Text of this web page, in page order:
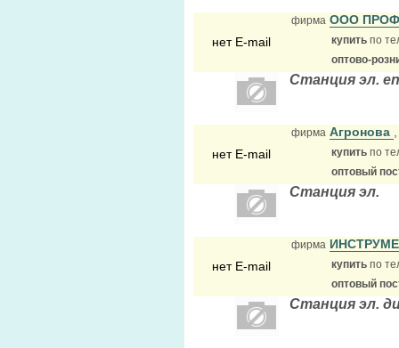
нет E-mail
фирма ООО
купить по
оптово-
Станция эл.
нет E-mail
фирма Агронова
купить по
оптовый
Станция эл.
нет E-mail
фирма
купить по
оптовый
Станция эл.